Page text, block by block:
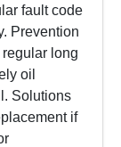
fault code
Prevention
long
oil
Solutions
if